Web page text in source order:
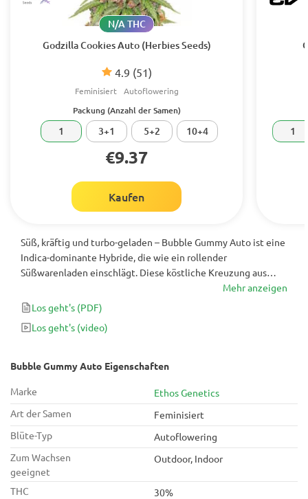
Godzilla Cookies Auto (Herbies Seeds)
4.9 (51)
N/A THC
Feminisiert Autoflowering
Packung (Anzahl der Samen)
1 3+1 5+2 10+4
€9.37
Kaufen
1
Süß, kräftig und turbo-geladen – Bubble Gummy Auto ist eine
Indica-dominante Hybride, die wie ein rollender
Süßwarenladen einschlägt. Diese köstliche Kreuzung aus
Gummies und Lilac Diesel Auto F4 liefert satte 30 % THC,
enorme Erträge und ein Terpenprofil, das vor Kaugummi-Süße
mit würzigem Diesel-Unterton nur so sprüht. Schnell,
hochproduktiv und zugleich köstlich wie potent.
Mehr anzeigen
Los geht's (PDF)
Los geht's (video)
Bubble Gummy Auto Eigenschaften
Marke
Ethos Genetics
Art der Samen
Feminisiert
Blüte-Typ
Autoflowering
Zum Wachsen
geeignet
Outdoor, Indoor
THC
30%